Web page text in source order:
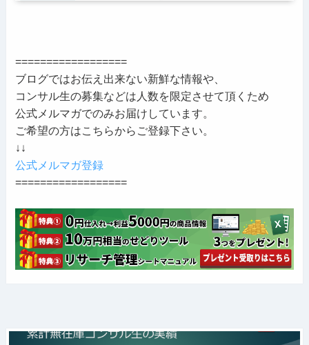
==================
ブログではお伝え出来ない新鮮な情報や、
コンサル生の募集などは人数を限定させて頂くため
公式メルマガでのみお届けしています。
ご希望の方はこちらからご登録下さい。
↓↓
公式メルマガ登録
==================